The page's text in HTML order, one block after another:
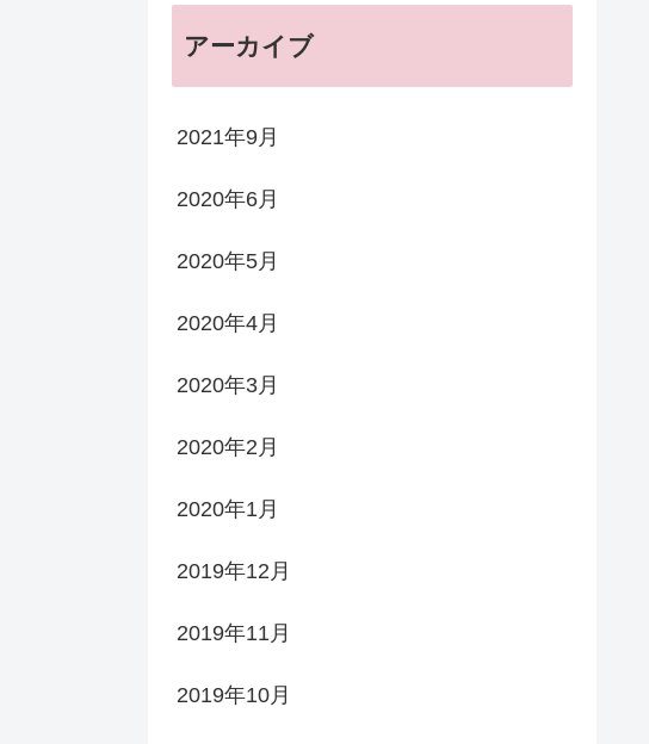
アーカイブ
2021年9月
2020年6月
2020年5月
2020年4月
2020年3月
2020年2月
2020年1月
2019年12月
2019年11月
2019年10月